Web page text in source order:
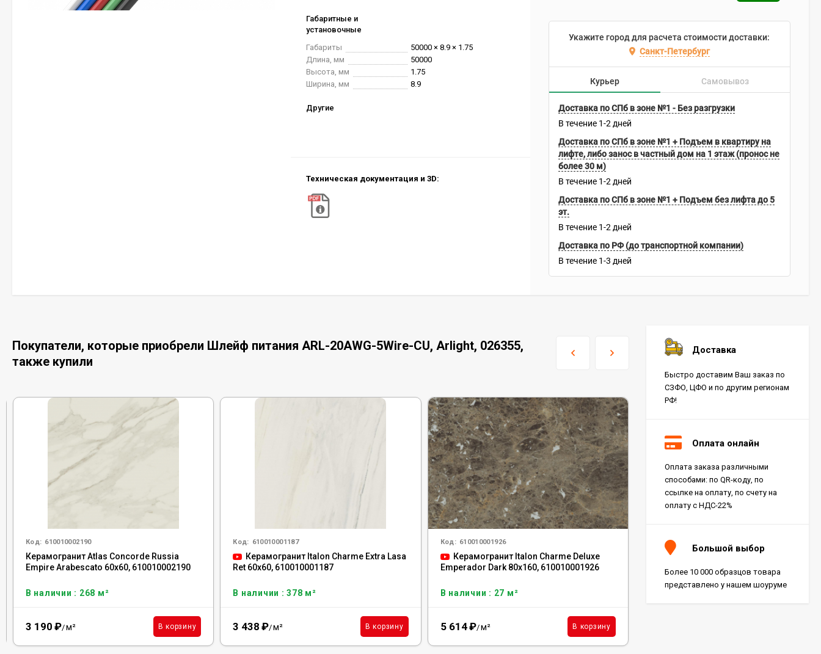
Габаритные и
установочные
Габариты
50000 × 8.9 × 1.75
Длина, мм
50000
Высота, мм
1.75
Ширина, мм
8.9
Другие
Техническая документация и 3D:
Укажите город для расчета стоимости доставки:
Санкт-Петербург
Курьер Самовывоз
Доставка по СПб в зоне №1 - Без разгрузки
В течение 1-2 дней
Доставка по СПб в зоне №1 + Подъем в квартиру на
лифте, либо занос в частный дом на 1 этаж (пронос не
более 30 м)
В течение 1-2 дней
Доставка по СПб в зоне №1 + Подъем без лифта до 5
эт.
В течение 1-2 дней
Доставка по РФ (до транспортной компании)
В течение 1-3 дней
Покупатели, которые приобрели Шлейф питания ARL-20AWG-5Wire-CU, Arlight, 026355,
также купили
Код: 610010002190
Керамогранит Atlas Concorde Russia
Empire Arabescato 60x60, 610010002190
В наличии : 268 м²
3 190 ₽/м² В корзину
Код: 610010001187
Керамогранит Italon Charme Extra Lasa
Ret 60x60, 610010001187
В наличии : 378 м²
3 438 ₽/м² В корзину
Код: 610010001926
Керамогранит Italon Charme Deluxe
Emperador Dark 80x160, 610010001926
В наличии : 27 м²
5 614₽/м² В корзину
GRS01-20-60
Керамогранит Gresse Ellora Ivory 60x60,
GRS01-20
Доставка
Быстро доставим Ваш заказ по
СЗФО, ЦФО и по другим регионам
РФ!
Оплата онлайн
Оплата заказа различными
способами: по QR-коду, по
ссылке на оплату, по счету на
оплату с НДС-22%
Большой выбор
Более 10 000 образцов товара
представлено у нашем шоуруме